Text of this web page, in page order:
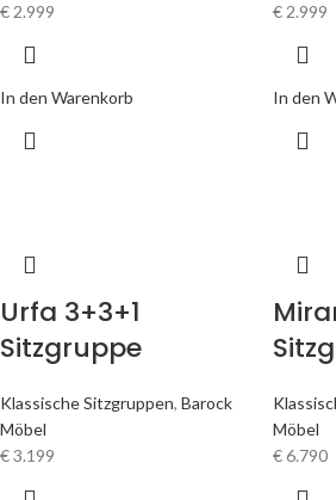
€2.999
In den Warenkorb
€2.999
In den
Urfa 3+3+1
Sitzgruppe
Klassische Sitzgruppen, Barock
Möbel
€3.199
Möbel
€6.790